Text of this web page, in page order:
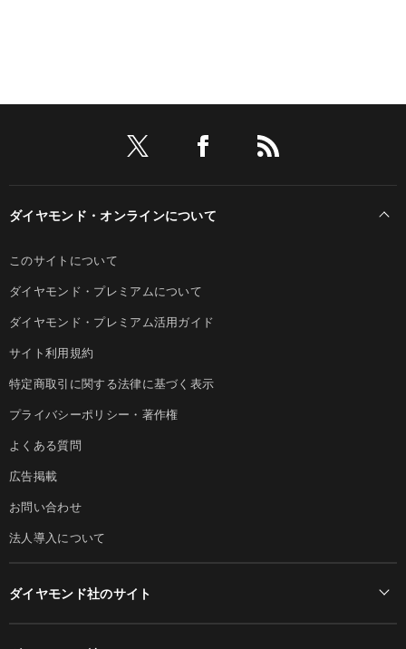
ダイヤモンド・オンラインについて
このサイトについて
ダイヤモンド・プレミアムについて
ダイヤモンド・プレミアム活用ガイド
サイト利用規約
特定商取引に関する法律に基づく表示
プライバシーポリシー・著作権
よくある質問
広告掲載
お問い合わせ
法人導入について
ダイヤモンド社のサイト